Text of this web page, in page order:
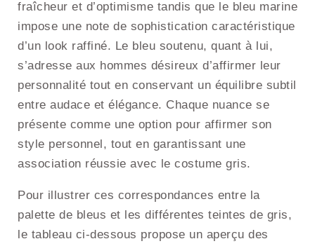
fraîcheur et d’optimisme tandis que le bleu marine
impose une note de sophistication caractéristique
d’un look raffiné. Le bleu soutenu, quant à lui,
s’adresse aux hommes désireux d’affirmer leur
personnalité tout en conservant un équilibre subtil
entre audace et élégance. Chaque nuance se
présente comme une option pour affirmer son
style personnel, tout en garantissant une
association réussie avec le costume gris.
Pour illustrer ces correspondances entre la
palette de bleus et les différentes teintes de gris,
le tableau ci-dessous propose un aperçu des